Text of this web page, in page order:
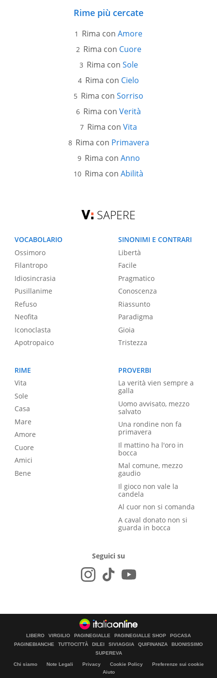
Rime più cercate
Rima con Amore
Rima con Cuore
Rima con Sole
Rima con Cielo
Rima con Sorriso
Rima con Verità
Rima con Vita
Rima con Primavera
Rima con Anno
Rima con Abilità
SAPERE
VOCABOLARIO
Ossimoro
Filantropo
Idiosincrasia
Pusillanime
Refuso
Neofita
Iconoclasta
Apotropaico
SINONIMI E CONTRARI
Libertà
Facile
Pragmatico
Conoscenza
Riassunto
Paradigma
Gioia
Tristezza
RIME
Vita
Sole
Casa
Mare
Amore
Cuore
Amici
Bene
PROVERBI
La verità vien sempre a
galla
Uomo avvisato, mezzo
salvato
Una rondine non fa
primavera
Il mattino ha l'oro in
bocca
Mal comune, mezzo
gaudio
Il gioco non vale la
candela
Al cuor non si comanda
A caval donato non si
guarda in bocca
Seguici su
LIBERO VIRGILIO PAGINEGIALLE PAGINEGIALLE SHOP
PGCASA
PAGINEBIANCHE
TUTTOCITTÀ DILEI SIVIAGGIA QUIFINANZA
BUONISSIMO
SUPEREVA
Chi siamo Note Legali Privacy Cookie Policy
Preferenze sui cookie
Aiuto